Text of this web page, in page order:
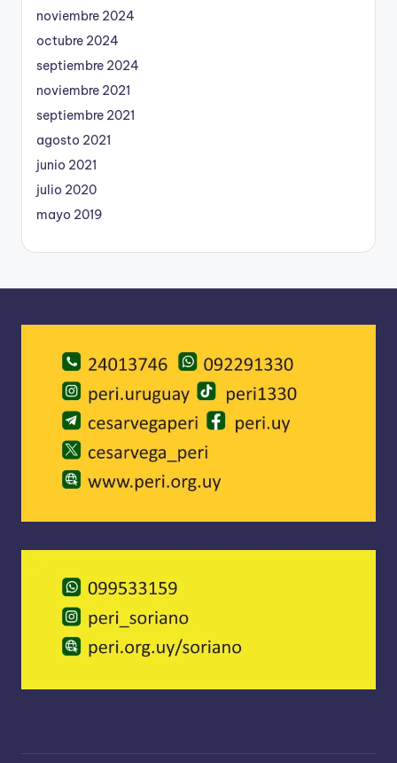
noviembre 2024
octubre 2024
septiembre 2024
noviembre 2021
septiembre 2021
agosto 2021
junio 2021
julio 2020
mayo 2019